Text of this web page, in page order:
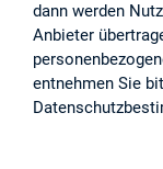
dann werden
Anbieter
entnehmen Sie